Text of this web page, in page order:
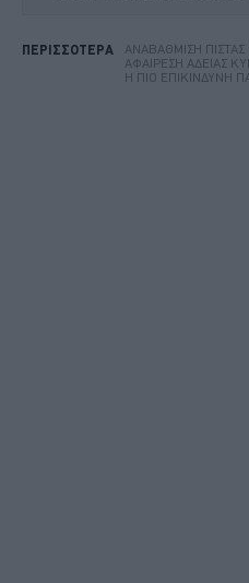
ΠΕΡΙΣΣΟΤΕΡΑ
ΑΝΑΒΆΘΜΙΣΗ ΠΊΣΤΑΣ
ΑΦΑΊΡΕΣΗ ΆΔΕΙΑΣ
Η ΠΙΟ ΕΠΙΚΊΝΔΥΝΗ